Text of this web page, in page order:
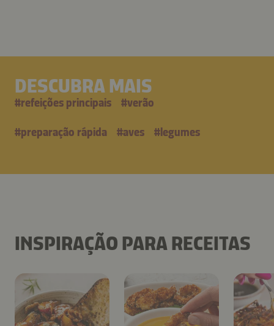
DESCUBRA MAIS
#refeições principais #verão
#preparação rápida #aves #legumes
INSPIRAÇÃO PARA RECEITAS